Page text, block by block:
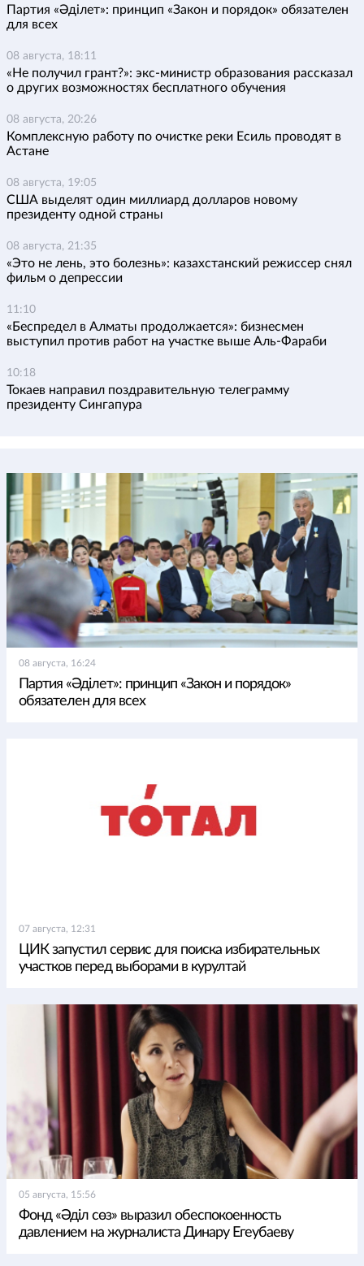
Партия «Әділет»: принцип «Закон и порядок» обязателен
для всех
08 августа, 18:11
«Не получил грант?»: экс-министр образования рассказал
о других возможностях бесплатного обучения
08 августа, 20:26
Комплексную работу по очистке реки Есиль проводят в
Астане
08 августа, 19:05
США выделят один миллиард долларов новому
президенту одной страны
08 августа, 21:35
«Это не лень, это болезнь»: казахстанский режиссер снял
фильм о депрессии
11:10
«Беспредел в Алматы продолжается»: бизнесмен
выступил против работ на участке выше Аль-Фараби
10:18
Токаев направил поздравительную телеграмму
президенту Сингапура
08 августа, 16:24
Партия «Әділет»: принцип «Закон и порядок»
обязателен для всех
07 августа, 12:31
ЦИК запустил сервис для поиска избирательных
участков перед выборами в курултай
05 августа, 15:56
Фонд «Әділ сөз» выразил обеспокоенность
давлением на журналиста Динару Егеубаеву